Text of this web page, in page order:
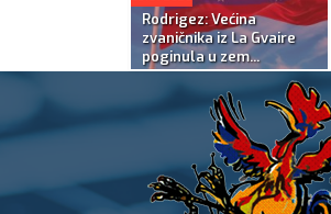
Rodrigez: Većina
zvaničnika iz La Gvaire
poginula u zem...